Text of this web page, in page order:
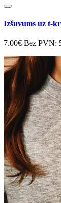
Izšuvums uz t-
7.00€ Bez PVN: